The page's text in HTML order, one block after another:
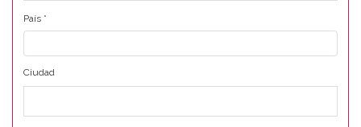
País *
Ciudad